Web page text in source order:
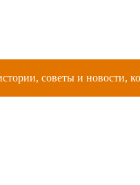
советы и